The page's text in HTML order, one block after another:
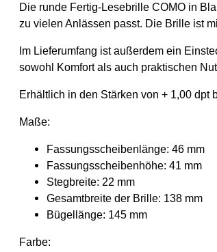
Die runde Fertig-Lesebrille COMO in
zu vielen Anlässen passt. Die Brille ist
Im Lieferumfang ist außerdem ein
sowohl Komfort als auch praktischen
Erhältlich in den Stärken von + 1,00 dpt
Maße:
Fassungsscheibenlänge: 46 mm
Fassungsscheibenhöhe: 41 mm
Stegbreite: 22 mm
Gesamtbreite der Brille: 138 mm
Bügellänge: 145 mm
Farbe: